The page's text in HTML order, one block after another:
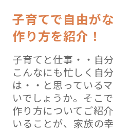
子育てで自由が
作り方を紹介！
子育てと仕事・・自
こんなにも忙しく自
は・・と思っている
いでしょうか。そこ
作り方についてご紹
いることが、家族の